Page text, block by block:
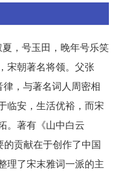
，号玉田，晚年号乐笑
宋朝著名将领。父张
律，与著名词人周密相
临安，生活优裕，而宋
。著有《山中白云
贡献在于创作了中国
理了宋末雅词一派的主